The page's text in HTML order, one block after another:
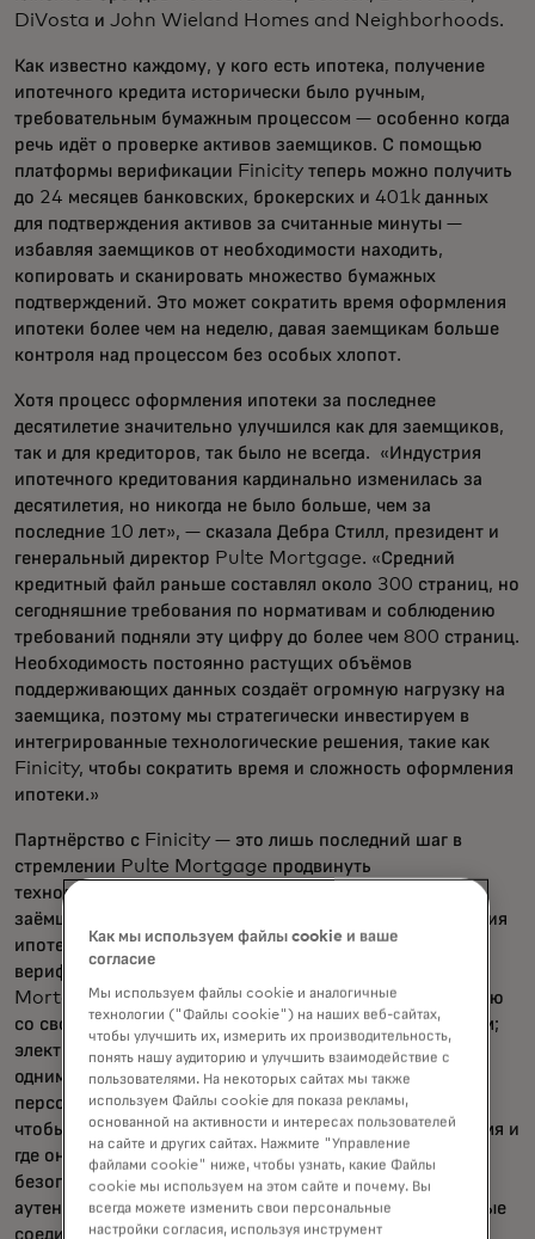
DiVosta и John Wieland Homes and Neighborhoods.
Как известно каждому, у кого есть ипотека, получение
ипотечного кредита исторически было ручным,
требовательным бумажным процессом — особенно когда
речь идёт о проверке активов заемщиков. С помощью
платформы верификации Finicity теперь можно получить
до 24 месяцев банковских, брокерских и 401k данных
для подтверждения активов за считанные минуты —
избавляя заемщиков от необходимости находить,
копировать и сканировать множество бумажных
подтверждений. Это может сократить время оформления
ипотеки более чем на неделю, давая заемщикам больше
контроля над процессом без особых хлопот.
Хотя процесс оформления ипотеки за последнее
десятилетие значительно улучшился как для заемщиков,
так и для кредиторов, так было не всегда. «Индустрия
ипотечного кредитования кардинально изменилась за
десятилетия, но никогда не было больше, чем за
последние 10 лет», — сказала Дебра Стилл, президент и
генеральный директор Pulte Mortgage. «Средний
кредитный файл раньше составлял около 300 страниц, но
сегодняшние требования по нормативам и соблюдению
требований подняли эту цифру до более чем 800 страниц.
Необходимость постоянно растущих объёмов
поддерживающих данных создаёт огромную нагрузку на
заемщика, поэтому мы стратегически инвестируем в
интегрированные технологические решения, такие как
Finicity, чтобы сократить время и сложность оформления
ипотеки.»
Партнёрство с Finicity — это лишь последний шаг в
стремлении Pulte Mortgage продвинуть
технологические решения, которые делают процесс
заёмщиков проще и прозрачнее в процессе оформления
ипотеки. В дополнение к новой функции мгновенной
верификации активов через Finicity, клиенты Pulte
Mortgage могут загружать необходимую документацию
со своего мобильного устройства всего одним снимком;
электронная подпись регуляторных раскрытий ключей
одним движением пальца; а также использовать
персонализированную цифровую панель управления,
чтобы быть в курсе прогресса по кредиту в любое время и
где они хотят. Эти цифровые улучшения усиливают
безопасность данных, используя современные
аутентификации, банковское шифрование и безопасные
соединения для заемщиков.
Как мы используем файлы cookie и ваше
согласие
Мы используем файлы cookie и аналогичные
технологии ("Файлы cookie") на наших веб-сайтах,
чтобы улучшить их, измерить их производительность,
понять нашу аудиторию и улучшить взаимодействие с
пользователями. На некоторых сайтах мы также
используем Файлы cookie для показа рекламы,
основанной на активности и интересах пользователей
на сайте и других сайтах. Нажмите "Управление
файлами cookie" ниже, чтобы узнать, какие Файлы
cookie мы используем на этом сайте и почему. Вы
всегда можете изменить свои персональные
настройки согласия, используя инструмент